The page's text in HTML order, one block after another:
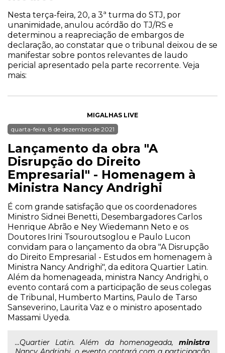
Nesta terça-feira, 20, a 3ª turma do STJ, por
unanimidade, anulou acórdão do TJ/RS e
determinou a reapreciação de embargos de
declaração, ao constatar que o tribunal deixou de se
manifestar sobre pontos relevantes de laudo
pericial apresentado pela parte recorrente. Veja
mais:
MIGALHAS LIVE
quarta-feira, 8 de dezembro de 2021
Lançamento da obra "A
Disrupção do Direito
Empresarial" - Homenagem à
Ministra Nancy Andrighi
É com grande satisfação que os coordenadores
Ministro Sidnei Benetti, Desembargadores Carlos
Henrique Abrão e Ney Wiedemann Neto e os
Doutores Irini Tsouroutsoglou e Paulo Lucon
convidam para o lançamento da obra "A Disrupção
do Direito Empresarial - Estudos em homenagem à
Ministra Nancy Andrighi", da editora Quartier Latin.
Além da homenageada, ministra Nancy Andrighi, o
evento contará com a participação de seus colegas
de Tribunal, Humberto Martins, Paulo de Tarso
Sanseverino, Laurita Vaz e o ministro aposentado
Massami Uyeda.
...Quartier Latin. Além da homenageada, ministra